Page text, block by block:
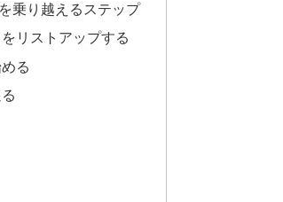
乗り越えるステップ
リストアップする
る